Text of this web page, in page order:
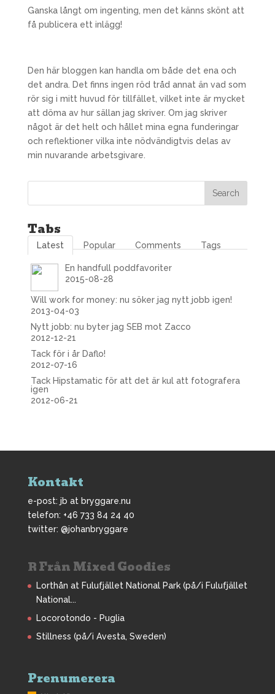
Ganska långt om ingenting, men det känns skönt att
få publicera ett inlägg!
Den här bloggen kan handla om både det ena och
det andra. Det finns ingen röd tråd annat än vad som
rör sig i mitt huvud för tillfället, vilket inte är mycket
att döma av hur sällan jag skriver. Om jag skriver
något är det helt och hållet mina egna funderingar
och reflektioner vilka inte nödvändigtvis delas av
min nuvarande arbetsgivare.
Tabs
Latest Popular Comments Tags
En handfull poddfavoriter
2015-08-28
Will work for money: nu söker jag nytt jobb igen!
2013-04-03
Nytt jobb: nu byter jag SEB mot Zacco
2012-12-21
Tack för i år Daflo!
2012-07-16
Tack Hipstamatic för att det är kul att fotografera
igen
2012-06-21
Kontakt
e-post: jb at bryggare.nu
telefon: +46 733 84 24 40
twitter: @johanbryggare
Från Mixed Goodies
Lorthån at Fulufjället National Park (på/i Fulufjället
National...
Locorotondo - Puglia
Stillness (på/i Avesta, Sweden)
Prenumerera